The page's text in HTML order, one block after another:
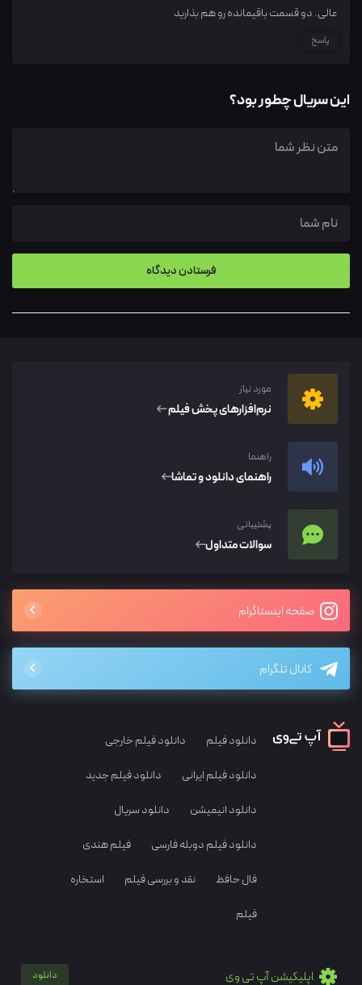
عالی. دو قسمت باقیمانده رو هم بذارید
پاسخ
این سریال چطور بود؟
مورد نیاز
نرم‌افزار‌های پخش فیلم
راهنما
راهنمای دانلود و تماشا
پشتیبانی
سوالات متداول
صفحه اینستاگرام
کانال تلگرام
دانلود فیلم دانلود فیلم خارجی
دانلود فیلم ایرانی دانلود فیلم جدید
دانلود انیمیشن دانلود سریال
دانلود فیلم دوبله فارسی فیلم هندی
فال حافظ نقد و بررسی فیلم استخاره
فیلم
اپلیکیشن آپ تی وی دانلود